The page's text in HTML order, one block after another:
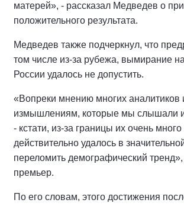
матерей», - рассказал Медведев о
положительного результата.
Медведев также подчеркнул, что
том числе из-за рубежа, вымирание
России удалось не допустить.
«Вопреки мнению многих аналитиков
измышлениям, которые мы слышали
- кстати, из-за границы их очень
действительно удалось в
переломить демографический тренд»,
премьер.
По его словам, этого достижения